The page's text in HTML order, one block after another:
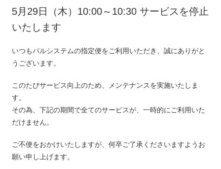
5月29日（木）10:00～10:30 サービスを停止
いたします
いつもパルシステムの指定便をご利用いただき、誠にありがと
うございます。
このたびサービス向上のため、メンテナンスを実施いたしま
す。
その為、下記の期間で全てのサービスが、一時的にご利用いた
だけません。
ご不便をおかけいたしますが、何卒ご了承くださいますようお
願い申し上げます。